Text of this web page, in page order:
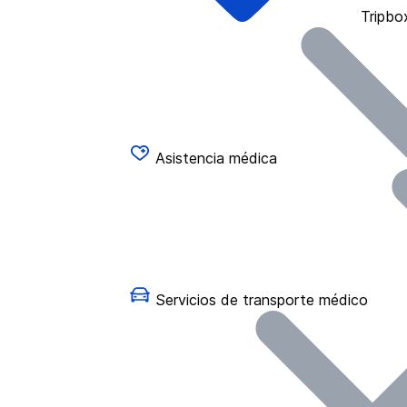
Asistencia médica
Servicios de transporte médico